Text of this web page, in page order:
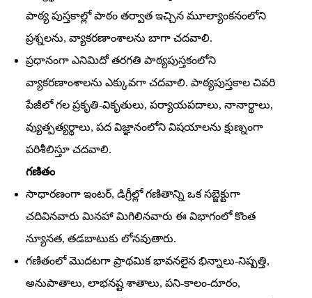
పాఠ్య పుస్తకాల్లో పాఠం తర్వాత ఇచ్చిన మూల్యాంకనంలోని
ప్రశ్నలను, వ్యాకరణాంశాలను బాగా చదవాలి.
ప్రధానంగా ఎనిమిదో తరగతి పాఠ్యపుస్తకంలోని
వ్యాకరణాంశాలను ఎక్కువగా చదవాలి. పాఠ్యపుస్తకాల చివరి
పేజీలో గల ప్రకృతి-వికృతులు, పర్యాయపదాలు, నానార్థాలు,
వ్యుత్పత్యర్థాలు, పద విజ్ఞానంలోని విషయాలను క్షుణ్నంగా
పరిశీలిస్తూ చదవాలి.
గణితం
సాధారణంగా ఇంటర్‌, డిగ్రీల్లో గణితాన్ని ఒక సబ్జెక్టుగా
చదివినవారు మినహా మిగిలినవారు ఈ విభాగంలో కొంత
న్యూనత, తడబాటుకు లోనవుతారు.
గణితంలో మొదటగా ప్రాథమిక భావనలైన భిన్నాలు-నిష్పత్తి,
అనుపాతాలు, లాభనష్ట శాతాలు, పని-కాలం-దూరం,